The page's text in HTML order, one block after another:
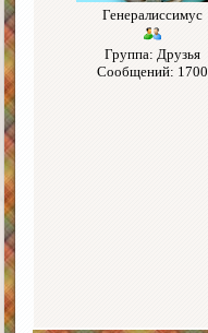
Генералиссимус
Группа: Друзья
Сообщений: 1700